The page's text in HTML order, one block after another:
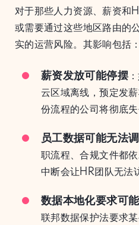
对于那些人力资源、薪资和
或需要通过这些地区路由的
实的运营风险。其影响包括：
薪资发放可能停摆
云区域离线，预定发
份流程的公司将彻底失
员工数据可能无法
职流程、合规文件都
中断会让HR团队无法
数据本地化要求可
联邦数据保护法要求